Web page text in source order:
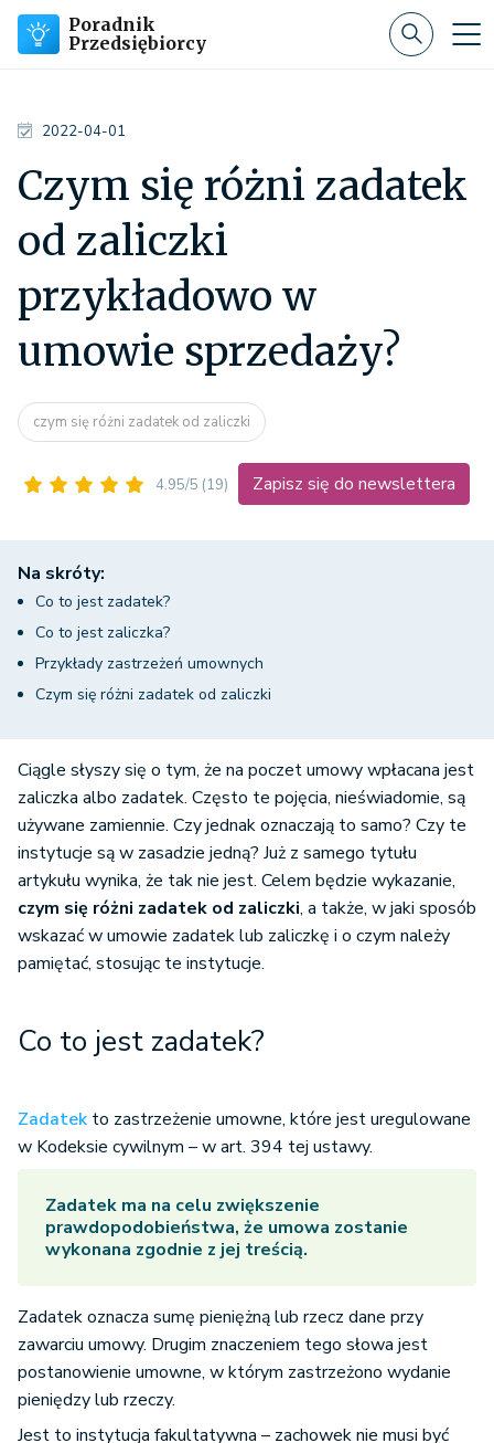
Poradnik
Przedsiębiorcy
2022-04-01
Czym się różni zadatek
od zaliczki
przykładowo w
umowie sprzedaży?
czym się różni zadatek od zaliczki
4.95/5 (19) Zapisz się do newslettera
Na skróty:
Co to jest zadatek?
Co to jest zaliczka?
Przykłady zastrzeżeń umownych
Czym się różni zadatek od zaliczki
Ciągle słyszy się o tym, że na poczet umowy wpłacana jest
zaliczka albo zadatek. Często te pojęcia, nieświadomie, są
używane zamiennie. Czy jednak oznaczają to samo? Czy te
instytucje są w zasadzie jedną? Już z samego tytułu
artykułu wynika, że tak nie jest. Celem będzie wykazanie,
czym się różni zadatek od zaliczki, a także, w jaki sposób
wskazać w umowie zadatek lub zaliczkę i o czym należy
pamiętać, stosując te instytucje.
Co to jest zadatek?
Zadatek to zastrzeżenie umowne, które jest uregulowane
w Kodeksie cywilnym – w art. 394 tej ustawy.
Zadatek ma na celu zwiększenie
prawdopodobieństwa, że umowa zostanie
wykonana zgodnie z jej treścią.
Zadatek oznacza sumę pieniężną lub rzecz dane przy
zawarciu umowy. Drugim znaczeniem tego słowa jest
postanowienie umowne, w którym zastrzeżono wydanie
pieniędzy lub rzeczy.
Jest to instytucja fakultatywna – zachowek nie musi być